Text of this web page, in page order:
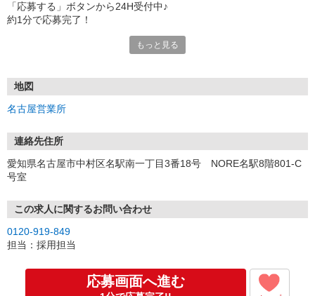
「応募する」ボタンから24H受付中♪
約1分で応募完了！
①応募から3営業日を目安に、メールorお電話でご連絡します。
★スマホでWEB面接（LINEなど）・出張面接・事務所面接と選べま
す
③面接実施（履歴書不要）
④勤務開始（スタート日は応相談）
お気軽にご応募ください♪
もっと見る
地図
名古屋営業所
連絡先住所
愛知県名古屋市中村区名駅南一丁目3番18号 NORE名駅8階801-C
号室
この求人に関するお問い合わせ
0120-919-849
担当：採用担当
応募画面へ進む